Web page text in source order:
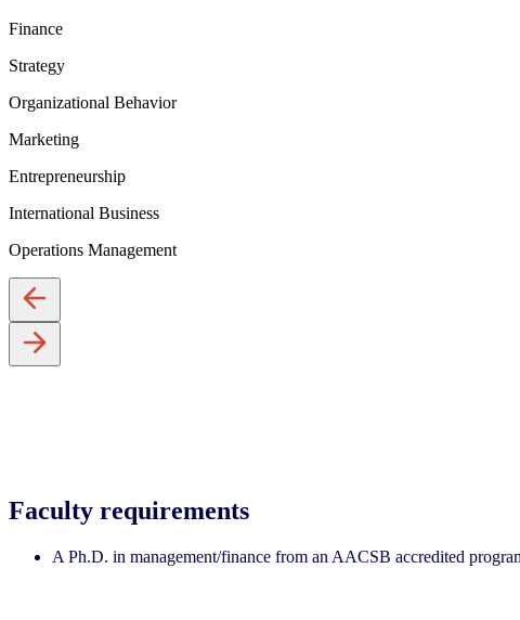
Finance
Strategy
Organizational Behavior
Marketing
Entrepreneurship
International Business
Operations Management
Faculty requirements
A Ph.D. in management/finance from an AACSB accredited